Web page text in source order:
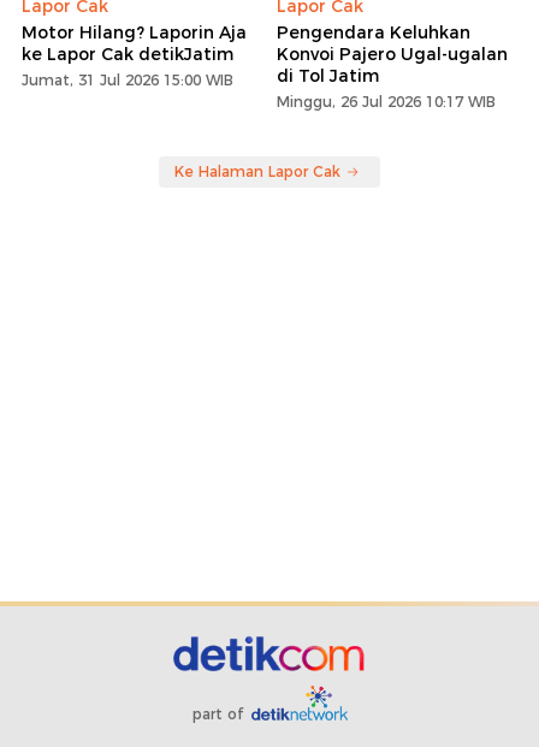
Lapor Cak
Motor Hilang? Laporin Aja
ke Lapor Cak detikJatim
Jumat, 31 Jul 2026 15:00 WIB
Lapor Cak
Pengendara Keluhkan
Konvoi Pajero Ugal-ugalan
di Tol Jatim
Minggu, 26 Jul 2026 10:17 WIB
Ke Halaman Lapor Cak
part of